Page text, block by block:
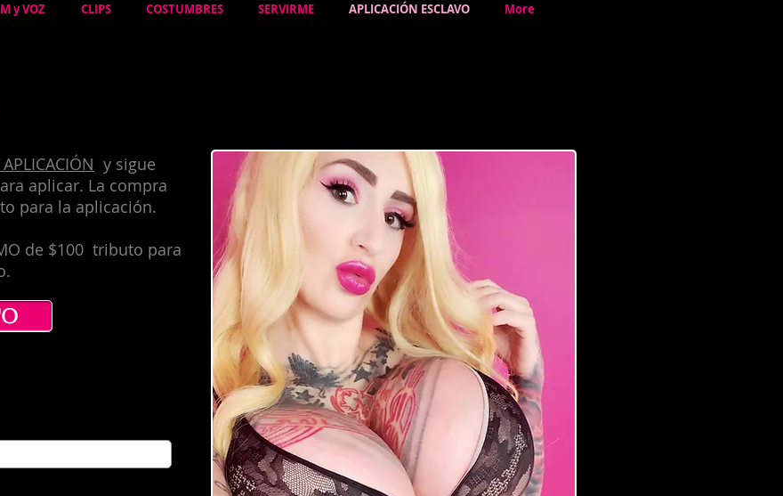
y VOZ CLIPS COSTUMBRES SERVIRME APLICACIÓN ESCLAVO More
y sigue
aplicar. La compra
para la aplicación.
de $100 tributo para